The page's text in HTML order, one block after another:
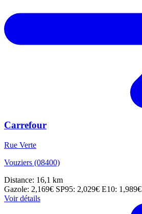
Carrefour
Rue Verte
Vouziers (08400)
Distance: 16,1 km
Gazole: 2,169€ SP95: 2,029€ E10: 1,989€
Voir détails